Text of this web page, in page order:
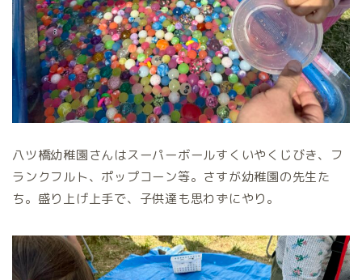
八ツ橋幼稚園さんはスーパーボールすくいやくじびき、フ
ランクフルト、ポップコーン等。さすが幼稚園の先生た
ち。盛り上げ上手で、子供達も思わずにやり。